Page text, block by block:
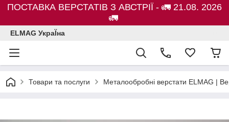
ПОСТАВКА ВЕРСТАТІВ З АВСТРІЇ - 🚛 21.08. 2026
🚛
ELMAG УкраЇна
Товари та послуги Металообробні верстати ELMAG |